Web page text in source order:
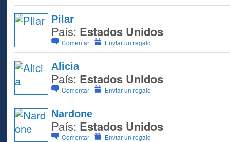
Pilar
País: Estados Unidos
Comentar Enviar un regalo
Alicia
País: Estados Unidos
Comentar Enviar un regalo
Nardone
País: Estados Unidos
Comentar Enviar un regalo